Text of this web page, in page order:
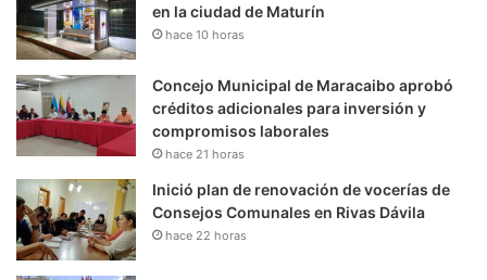
en la ciudad de Maturín
hace 10 horas
Concejo Municipal de Maracaibo aprobó
créditos adicionales para inversión y
compromisos laborales
hace 21 horas
Inició plan de renovación de vocerías de
Consejos Comunales en Rivas Dávila
hace 22 horas